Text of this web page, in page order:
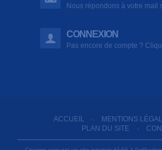
Nous répondons à votre mail
CONNEXION
Pas encore de compte ?
ACCUEIL - MENTIONS
PLAN DU SITE -